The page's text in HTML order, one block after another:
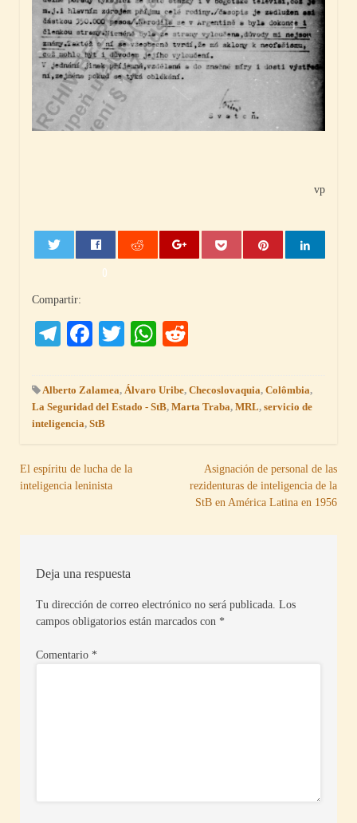
vp
0
Compartir:
Telegram
Facebook
TwitterWhatsApp
Alberto Zalamea, Álvaro Uribe, Checoslovaquia, Colômbia,
La Seguridad del Estado - StB, Marta Traba, MRL, servicio de
inteligencia, StB
Navegación
El espíritu de lucha de la
inteligencia leninista
Asignación de personal de las
rezidenturas de inteligencia de la
StB en América Latina en 1956
Deja una respuesta
Tu dirección de correo electrónico no será publicada. Los
campos obligatorios están marcados con *
Comentario *